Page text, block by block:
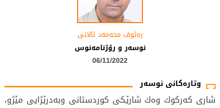
رەئوف محەمەد ئالانی
نوسەر و رۆژنامەنوس
06/11/2022
وتارەکانی نوسەر
شاری‌ كه‌ركوك وه‌ك شارێكی‌ كوردستانی‌ وبه‌درێژایی‌ مێژو،